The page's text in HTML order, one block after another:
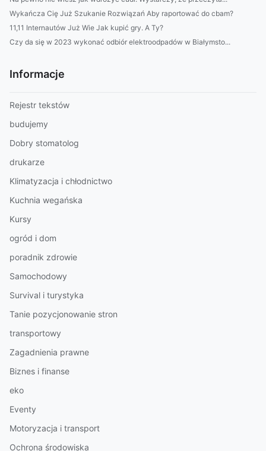
Wykańcza Cię Już Szukanie Rozwiązań Aby raportować do cbam?
11,11 Internautów Już Wie Jak kupić gry. A Ty?
Czy da się w 2023 wykonać odbiór elektroodpadów w Białymsto...
Informacje
Rejestr tekstów
budujemy
Dobry stomatolog
drukarze
Klimatyzacja i chłodnictwo
Kuchnia wegańska
Kursy
ogród i dom
poradnik zdrowie
Samochodowy
Survival i turystyka
Tanie pozycjonowanie stron
transportowy
Zagadnienia prawne
Biznes i finanse
eko
Eventy
Motoryzacja i transport
Ochrona środowiska